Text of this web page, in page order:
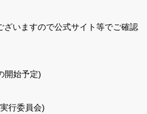
いますので公式サイト等でご確認
開始予定)
行委員会)